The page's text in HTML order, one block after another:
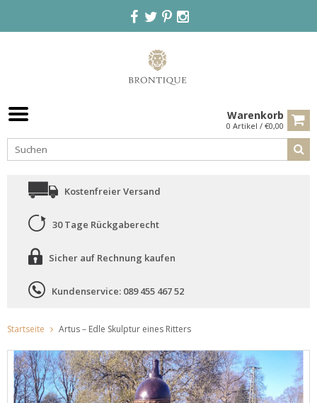
Warenkorb
0 Artikel / €0,00
Kostenfreier Versand
30 Tage Rückgaberecht
Sicher auf Rechnung kaufen
Kundenservice: 089 455 467 52
Startseite Artus – Edle Skulptur eines Ritters